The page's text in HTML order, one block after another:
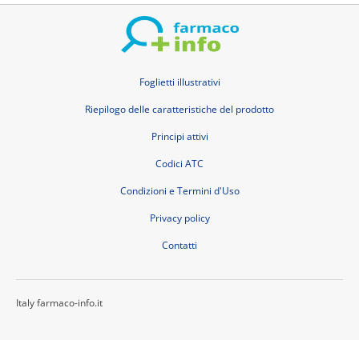
Foglietti illustrativi
Riepilogo delle caratteristiche del prodotto
Principi attivi
Codici ATC
Condizioni e Termini d'Uso
Privacy policy
Contatti
Italy farmaco-info.it